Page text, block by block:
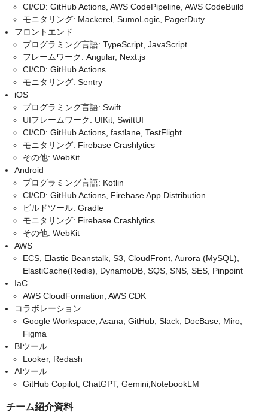
CI/CD: GitHub Actions, AWS CodePipeline, AWS CodeBuild
モニタリング: Mackerel, SumoLogic, PagerDuty
フロントエンド
プログラミング言語: TypeScript, JavaScript
フレームワーク: Angular, Next.js
CI/CD: GitHub Actions
モニタリング: Sentry
iOS
プログラミング言語: Swift
UIフレームワーク: UIKit, SwiftUI
CI/CD: GitHub Actions, fastlane, TestFlight
モニタリング: Firebase Crashlytics
その他: WebKit
Android
プログラミング言語: Kotlin
CI/CD: GitHub Actions, Firebase App Distribution
ビルドツール: Gradle
モニタリング: Firebase Crashlytics
その他: WebKit
AWS
ECS, Elastic Beanstalk, S3, CloudFront, Aurora (MySQL),
ElastiCache(Redis), DynamoDB, SQS, SNS, SES, Pinpoint
IaC
AWS CloudFormation, AWS CDK
コラボレーション
Google Workspace, Asana, GitHub, Slack, DocBase, Miro,
Figma
BIツール
Looker, Redash
AIツール
GitHub Copilot, ChatGPT, Gemini,NotebookLM
チーム紹介資料